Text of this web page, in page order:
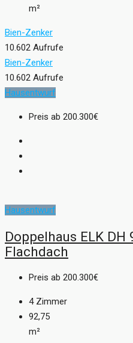
m²
Bien-Zenker
10.602 Aufrufe
Bien-Zenker
10.602 Aufrufe
Hausentwurf
Preis ab 200.300€
Hausentwurf
Doppelhaus ELK
Flachdach
Preis ab 200.300€
4 Zimmer
92,75
m²